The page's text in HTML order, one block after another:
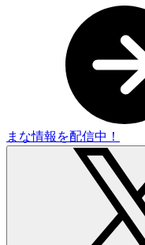
まな情報を配信中！